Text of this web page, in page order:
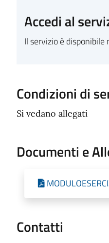
Accedi al
Il servizio è
Condizioni di
Si vedano allegati
Documenti e
Contatti